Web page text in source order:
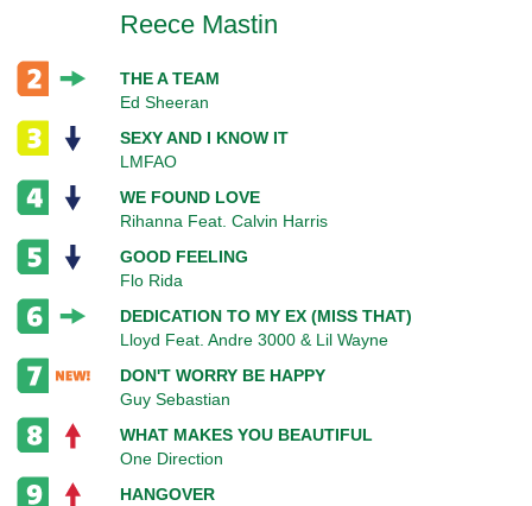
Reece Mastin
THE A TEAM
Ed Sheeran
SEXY AND I KNOW IT
LMFAO
WE FOUND LOVE
Rihanna Feat. Calvin Harris
GOOD FEELING
Flo Rida
DEDICATION TO MY EX (MISS THAT)
Lloyd Feat. Andre 3000 & Lil Wayne
DON'T WORRY BE HAPPY
Guy Sebastian
WHAT MAKES YOU BEAUTIFUL
One Direction
HANGOVER